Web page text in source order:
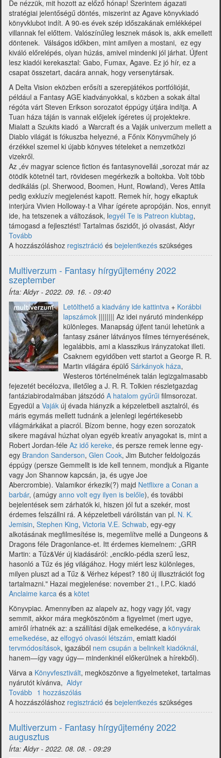
De nézzük, mit hozott az előző hónap! Szerintem ágazati
stratégiai jelentőségű döntés, miszerint az Agave könyvkiadó
könyvklubot indít. A 90-es évek szép időszakának emlékképei
villannak fel előttem. Valószínűleg lesznek mások is, akik emellett
döntenek. Válságos időkben, mint amilyen a mostani, ez egy
kiváló előrelépés, olyan húzás, amivel mindenki jól járhat. Újfent
lesz kiadói kerekasztal: Gabo, Fumax, Agave. Ez jó hír, ez a
csapat összetart, dacára annak, hogy versenytársak.
A Delta Vision eközben erősíti a szerepjátékos portfólióját,
például a Fantasy AGE kiadványokkal, s közben a sokak által
régóta várt Steven Erikson sorozatot éppúgy útjára indítja. A
Tuan háza táján is vannak előjelek ígéretes új projektekre.
Mialatt a Szukits kiadó a Warcraft és a Vaják univerzum mellett a
Diablo világát is fókuszba helyezné, a Főnix Könyvműhely jó
érzékkel szemel ki újabb könyves tételeket a nemzetközi
vizekről.
Az „év magyar science fiction és fantasynovellái „sorozat már az
ötödik kötetnél tart, rövidesen megérkezik a boltokba. Volt több
dedikálás (pl. Sherwood, Boomen, Hunt, Rowland), Veres Attila
pedig exkluzív megjelenést kapott. Remek hír, hogy elkaptuk
interjúra Vivien Holloway-t a Vihar ígérete apropóján. Nos, ennyit
ide, ha tetszenek a változások, legyél Te is Patreon klubtag,
támogasd a fejlesztést! Tartalmas őszidőt, jó olvasást, Aldyr
Tovább
-
Fantasy
hírgyűjtemény
2022
október)
A hozzászóláshoz regisztráció és bejelentkezés szükséges
Multiverzum - Fantasy hírgyűjtemény 2022
szeptember
Írta:Aldyr- 2022. 09. 16. - 09:40
Letölthető a kiadvány ide kattintva + Korábbi
lapszámok |||||||| Az idei nyárutó mindenképp
különleges. Manapság újfent tanúi lehetünk a
fantasy zsáner látványos filmes térnyerésének,
legalábbis, ami a klasszikus irányzatokat illeti.
Csaknem egyidőben vett startot a George R. R.
Martin világára épülő Sárkányok háza,
Westeros történelmének talán legizgalmasabb
fejezetét becélozva, illetőleg a J. R. R. Tolkien részletgazdag
fantáziabirodalmában játszódó A hatalom gyűrűi filmsorozat.
Egyedül a Vaják új évada hiányzik a képzeletbeli asztalról, és
máris egymás mellett tudnánk a jelenlegi legértékesebb
világmárkákat a piacról. Bízom benne, hogy ezen sorozatok
sikere magával húzhat olyan egyéb kreatív anyagokat is, mint a
Robert Jordan-féle Az idő kereke, és persze remek lenne egy-
egy Brandon Sanderson, Glen Cook, Jim Butcher feldolgozás
éppúgy (persze Gemmellt is ide kell tennem, mondjuk a Rigante
vagy Jon Shannow kapcsán, ja, és ugye Joe
Abercrombie). Valamikor érkezik(?) majd Netflixre a Conan a
barbár, (amúgy anno volt egy ilyen is belőle), és további
bejelentések sem zárhatók ki, hiszen jól fut a szekér, most
érdemes felszállni rá. A képzeletbeli várólistán van pl. N. K.
Jemisin, Stephen King, Victoria V.E. Schwab, egy-egy
alkotásának megfilmesítése is, megemlítve mellé a Dungeons &
Dragons féle Dragonlance-et. Itt érdemes kiemelnem: „GRR
Martin: a Tűz&Vér új kiadásáról: „enciklo-pédia szerű lesz,
hasonló a Tűz és jég világához. Hogy miért lesz különleges,
milyen pluszt ad a Tűz & Vérhez képest? 180 új illusztrációt fog
tartalmazni." Hazai megjelenése: november 21., I.P.C. kiadó
Anclaime karca és a kötet
Könyvpiac. Amennyiben az alapelv az, hogy vagy jót, vagy
semmit, akkor mára megköszönöm a figyelmet (mert ugye,
amiről írhatnék az: a szállítási díjak emelkedése, a könyvárak
emelkedése, az elfogyó olvasói létszám, emiatt kiadói
tervmódosítások, igazából nem csupán a belinkelt kiadóknál,
hanem—így vagy úgy— mindenkinél előkerülnek a hírekből).
Várva a Könyvfesztivált, megköszönve a figyelmeteket, tartalmas
nyárutót kívánva, Aldyr
Tovább (Multiverzum
-
Fantasy
hírgyűjtemény
2022
szeptember)
1 hozzászólás
A hozzászóláshoz regisztráció és bejelentkezés szükséges
Multiverzum - Fantasy hírgyűjtemény 2022
augusztus
Írta:Aldyr- 2022. 08. 08. - 09:29